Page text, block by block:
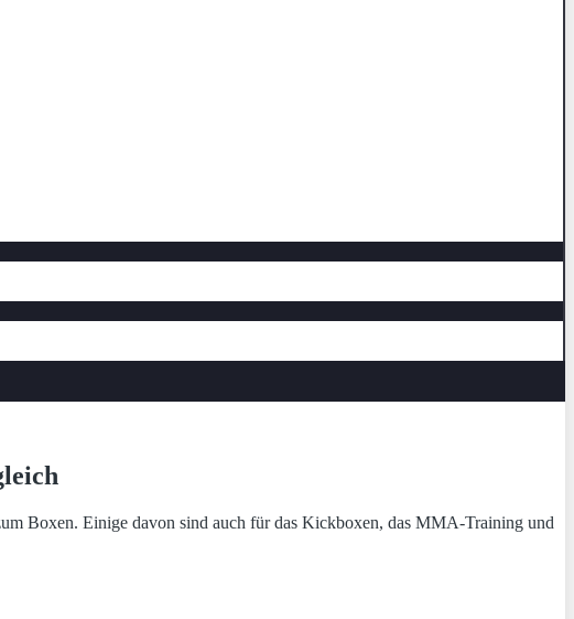
Boxen. Einige davon sind auch für das Kickboxen, das MMA-Training und